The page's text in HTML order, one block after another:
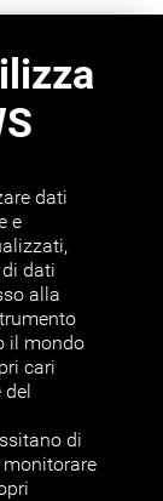
dati
e
dati
alla
il mondo
cari
di